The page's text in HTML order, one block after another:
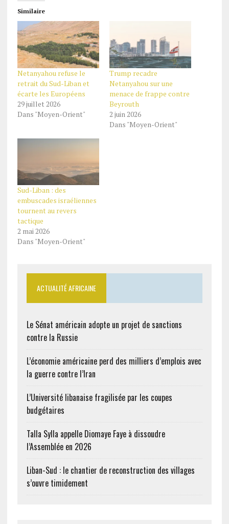
Similaire
Netanyahou refuse le
retrait du Sud-Liban et
écarte les Européens
29 juillet 2026
Dans "Moyen-Orient"
Trump recadre
Netanyahou sur une
menace de frappe contre
Beyrouth
2 juin 2026
Dans "Moyen-Orient"
Sud-Liban : des
embuscades israéliennes
tournent au revers
tactique
2 mai 2026
Dans "Moyen-Orient"
ACTUALITÉ AFRICAINE
Le Sénat américain adopte un projet de sanctions
contre la Russie
L’économie américaine perd des milliers d’emplois avec
la guerre contre l’Iran
L’Université libanaise fragilisée par les coupes
budgétaires
Talla Sylla appelle Diomaye Faye à dissoudre
l’Assemblée en 2026
Liban-Sud : le chantier de reconstruction des villages
s’ouvre timidement